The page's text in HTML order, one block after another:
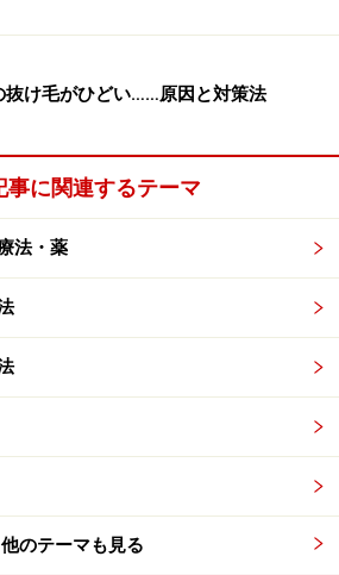
によって人が不妊になる理
に発達した神経系や内分泌系を持
ンスで制御するシステムを維持す
います。しかし近年、生活スタイ
より、このシステムを維持するのが
妊娠に関連する中枢神経系とホル
くなると考えられます。また、原
、この絶妙なバランスが崩れたこ
ます。
ダをパーツごとに分けて診る西洋
に診る鍼灸が力を発揮します。鍼灸
抜け毛がひどい……原因と対策法
事に関連するテーマ
法・薬
他のテーマも見る